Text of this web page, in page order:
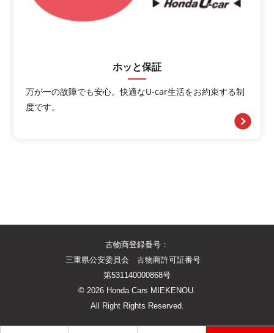
ホッと保証
万が一の故障でも安心。快適なU-car生活をお約束する制
度です。
古物商登録番号：
三重県公安委員会 古物商許可証番号
第531140000868号
© 2026 Honda Cars MIEKENOU.
All Right Rights Reserved.